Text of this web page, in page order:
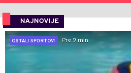
NAJNOVIJE
OSTALI SPORTOVI
Pre 9 min